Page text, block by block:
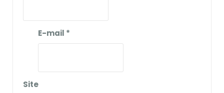
E-mail *
Site